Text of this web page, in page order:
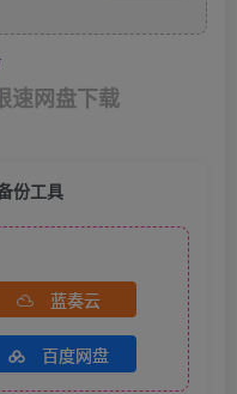
速网盘下载
份工具
蓝奏云
百度网盘